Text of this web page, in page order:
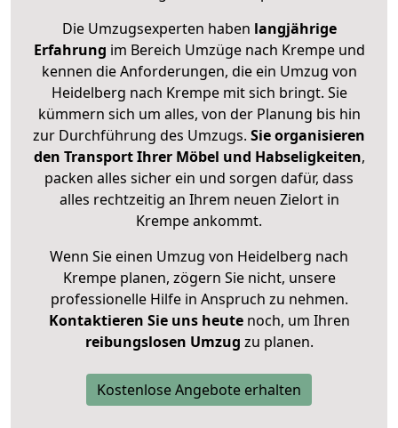
Die Umzugsexperten haben langjährige
Erfahrung im Bereich Umzüge nach Krempe und
kennen die Anforderungen, die ein Umzug von
Heidelberg nach Krempe mit sich bringt. Sie
kümmern sich um alles, von der Planung bis hin
zur Durchführung des Umzugs. Sie organisieren
den Transport Ihrer Möbel und Habseligkeiten,
packen alles sicher ein und sorgen dafür, dass
alles rechtzeitig an Ihrem neuen Zielort in
Krempe ankommt.
Wenn Sie einen Umzug von Heidelberg nach
Krempe planen, zögern Sie nicht, unsere
professionelle Hilfe in Anspruch zu nehmen.
Kontaktieren Sie uns heutenoch, um Ihren
reibungslosen Umzug zu planen.
Kostenlose Angebote erhalten